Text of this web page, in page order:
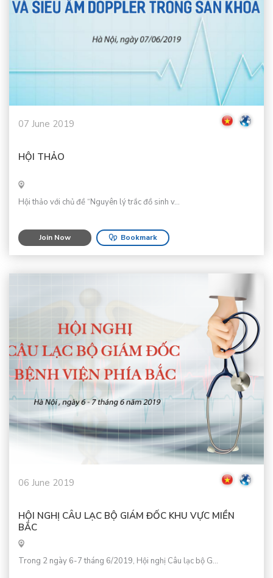
07 June 2019
HỘI THẢO
Hội thảo với chủ đề “Nguyên lý trắc đồ sinh v...
Join Now Bookmark
06 June 2019
HỘI NGHỊ CÂU LẠC BỘ GIÁM ĐỐC KHU VỰC MIỀN
BẮC
Trong 2 ngày 6-7 tháng 6/2019, Hội nghị Câu lạc bộ G...